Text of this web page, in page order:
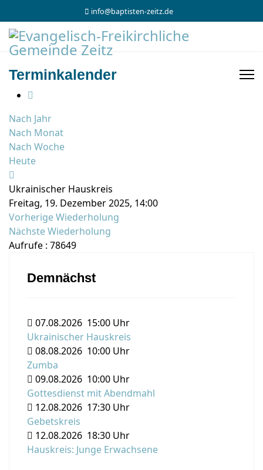
info@baptisten-zeitz.de
Terminkalender
Nach Jahr
Nach Monat
Nach Woche
Heute
Ukrainischer Hauskreis
Freitag, 19. Dezember 2025, 14:00
Vorherige Wiederholung
Nächste Wiederholung
Aufrufe : 78649
Demnächst
07.08.2026 15:00 Uhr
Ukrainischer Hauskreis
08.08.2026 10:00 Uhr
Zumba
09.08.2026 10:00 Uhr
Gottesdienst mit Abendmahl
12.08.2026 17:30 Uhr
Gebetskreis
12.08.2026 18:30 Uhr
Hauskreis: Junge Erwachsene